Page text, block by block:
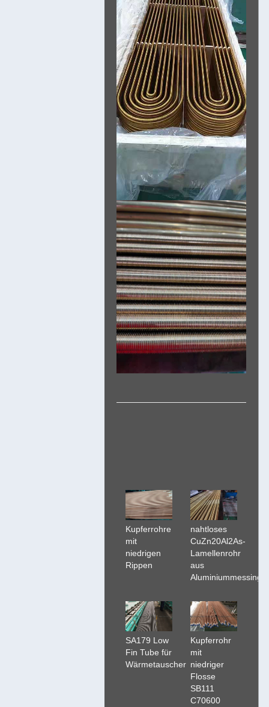
Kupferrohre
mit
niedrigen
Rippen
nahtloses
CuZn20Al2As-
Lamellenrohr
aus
Aluminiummessing
SA179 Low
Fin Tube für
Wärmetauscher
Kupferrohr
mit
niedriger
Flosse
SB111
C70600